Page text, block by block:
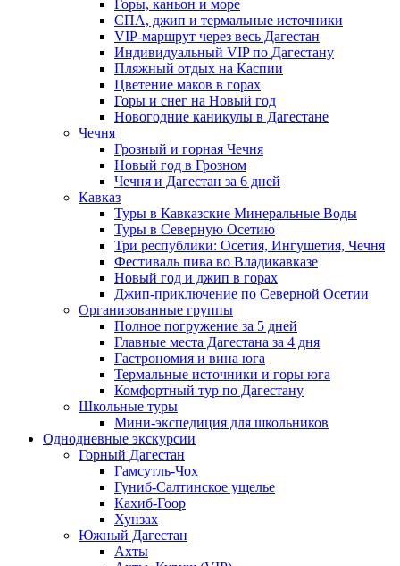
Горы, каньон и море
СПА, джип и термальные источники
VIP-маршрут через весь Дагестан
Индивидуальный VIP по Дагестану
Пляжный отдых на Каспии
Цветение маков в горах
Горы и снег на Новый год
Новогодние каникулы в Дагестане
Чечня
Грозный и горная Чечня
Новый год в Грозном
Чечня и Дагестан за 6 дней
Кавказ
Туры в Кавказские Минеральные Воды
Туры в Северную Осетию
Три республики: Осетия, Ингушетия, Чечня
Фестиваль пива во Владикавказе
Новый год и джип в горах
Джип-приключение по Северной Осетии
Организованные группы
Полное погружение за 5 дней
Главные места Дагестана за 4 дня
Гастрономия и вина юга
Термальные источники и горы юга
Комфортный тур по Дагестану
Школьные туры
Мини-экспедиция для школьников
Однодневные экскурсии
Горный Дагестан
Гамсутль-Чох
Гуниб-Салтинское ущелье
Кахиб-Гоор
Хунзах
Южный Дагестан
Ахты